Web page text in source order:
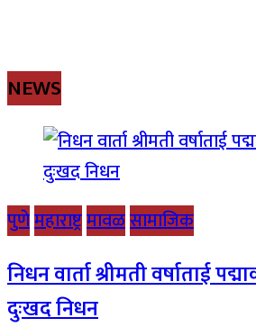
NEWS
पुणेमहाराष्ट्रमावळसामाजिक
निधन वार्ता श्रीमती वर्षाताई
दुःखद निधन